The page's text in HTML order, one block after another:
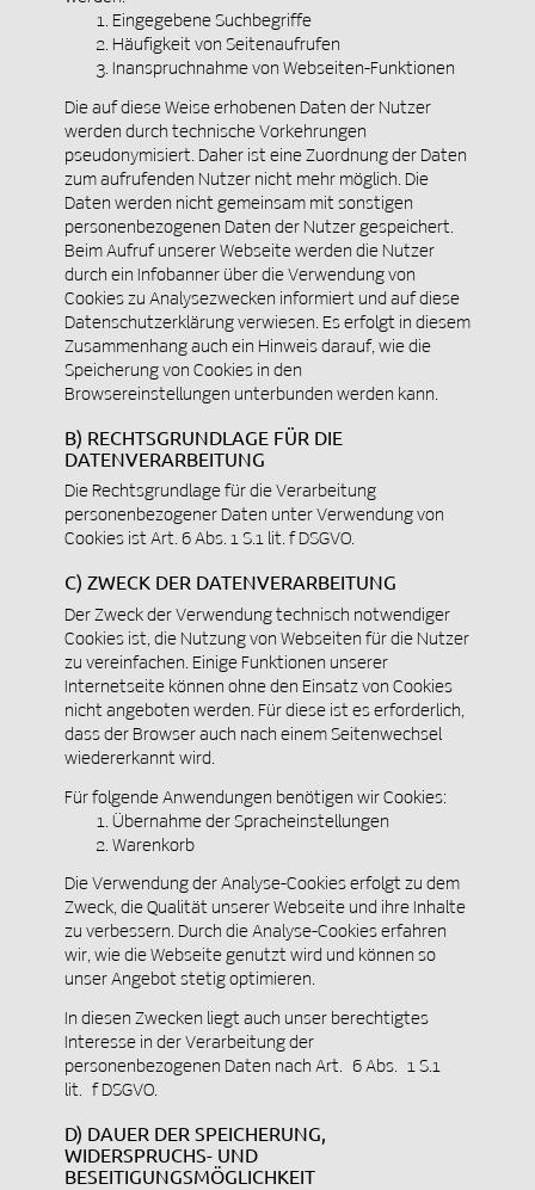
Eingegebene Suchbegriffe
Häufigkeit von Seitenaufrufen
Inanspruchnahme von Webseiten-Funktionen
Die auf diese Weise erhobenen Daten der Nutzer
werden durch technische Vorkehrungen
pseudonymisiert. Daher ist eine Zuordnung der Daten
zum aufrufenden Nutzer nicht mehr möglich. Die
Daten werden nicht gemeinsam mit sonstigen
personenbezogenen Daten der Nutzer gespeichert.
Beim Aufruf unserer Webseite werden die Nutzer
durch ein Infobanner über die Verwendung von
Cookies zu Analysezwecken informiert und auf diese
Datenschutzerklärung verwiesen. Es erfolgt in diesem
Zusammenhang auch ein Hinweis darauf, wie die
Speicherung von Cookies in den
Browsereinstellungen unterbunden werden kann.
B) RECHTSGRUNDLAGE FÜR DIE
DATENVERARBEITUNG
Die Rechtsgrundlage für die Verarbeitung
personenbezogener Daten unter Verwendung von
Cookies ist Art. 6 Abs. 1 S.1 lit. f DSGVO.
C) ZWECK DER DATENVERARBEITUNG
Der Zweck der Verwendung technisch notwendiger
Cookies ist, die Nutzung von Webseiten für die Nutzer
zu vereinfachen. Einige Funktionen unserer
Internetseite können ohne den Einsatz von Cookies
nicht angeboten werden. Für diese ist es erforderlich,
dass der Browser auch nach einem Seitenwechsel
wiedererkannt wird.
Für folgende Anwendungen benötigen wir Cookies:
Übernahme der Spracheinstellungen
Warenkorb
Die Verwendung der Analyse-Cookies erfolgt zu dem
Zweck, die Qualität unserer Webseite und ihre Inhalte
zu verbessern. Durch die Analyse-Cookies erfahren
wir, wie die Webseite genutzt wird und können so
unser Angebot stetig optimieren.
In diesen Zwecken liegt auch unser berechtigtes
Interesse in der Verarbeitung der
personenbezogenen Daten nach Art. 6 Abs. 1 S.1
lit. f DSGVO.
D) DAUER DER SPEICHERUNG,
WIDERSPRUCHS- UND
BESEITIGUNGSMÖGLICHKEIT